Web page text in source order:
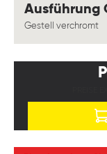
Ausführung
Gestell verchromt